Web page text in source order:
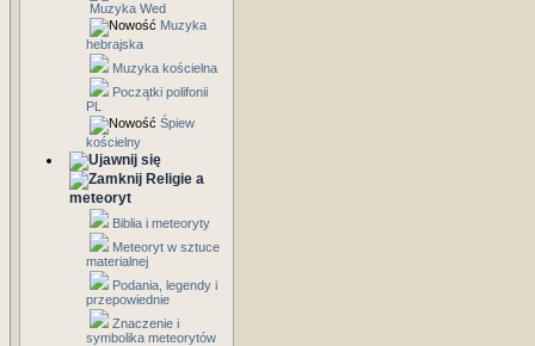
Muzyka Wed
Muzyka
hebrajska
Muzyka kościelna
Początki polifonii
PL
Śpiew
kościelny
Religie a
meteoryt
Biblia i meteoryty
Meteoryt w sztuce
materialnej
Podania, legendy i
przepowiednie
Znaczenie i
symbolika meteorytów